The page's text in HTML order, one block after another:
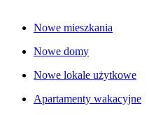
Nowe mieszkania
Nowe domy
Nowe lokale użytkowe
Apartamenty wakacyjne